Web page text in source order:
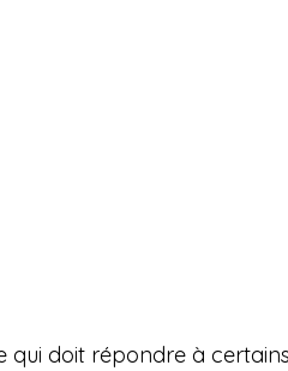
qui doit répondre à certains